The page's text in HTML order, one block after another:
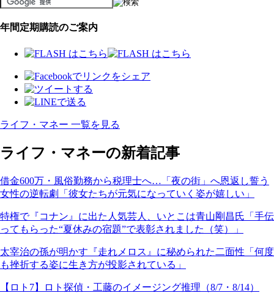
年間定期購読のご案内
ライフ・マネー 一覧を見る
ライフ・マネーの新着記事
借金600万・風俗勤務から税理士へ…「夜の街」へ恩返し誓う
女性の逆転劇「彼女たちが元気になっていく姿が嬉しい」
特権で『コナン』に出た人気芸人、いとこは青山剛昌氏「手伝
ってもらった“夏休みの宿題”で表彰されました（笑）」
太宰治の孫が明かす『走れメロス』に秘められた二面性「何度
も挫折する姿に生き方が投影されている」
【ロト7】ロト探偵・工藤のイメージング推理（8/7・8/14）